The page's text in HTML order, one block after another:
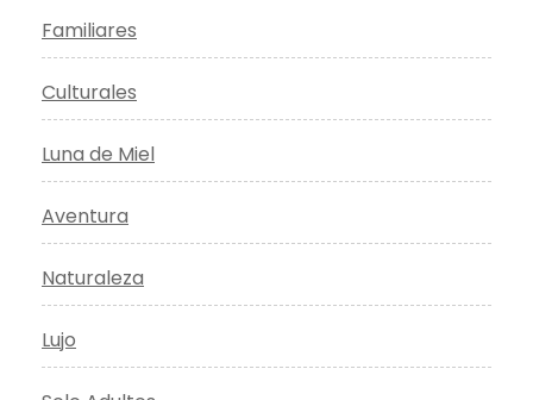
Familiares
Culturales
Luna de Miel
Aventura
Naturaleza
Lujo